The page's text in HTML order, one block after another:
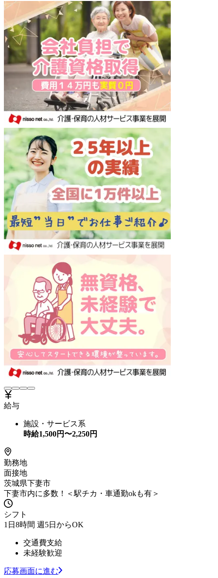
給与
施設・サービス系
時給1,500円〜2,250円
勤務地
面接地
茨城県下妻市
下妻市内に多数！＜駅チカ・車通勤okも有＞
シフト
1日8時間 週5日からOK
交通費支給
未経験歓迎
応募画面に進む